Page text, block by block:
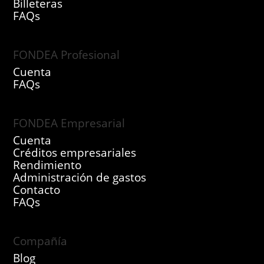
Billeteras
FAQs
FONDEA Profesional
Cuenta
FAQs
FONDEA Empresarial
Cuenta
Créditos empresariales
Rendimiento
Administración de gastos
Contacto
FAQs
Compañía
Blog